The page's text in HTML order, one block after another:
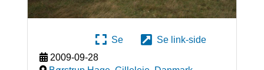
Se
Se link-side
2009-09-28